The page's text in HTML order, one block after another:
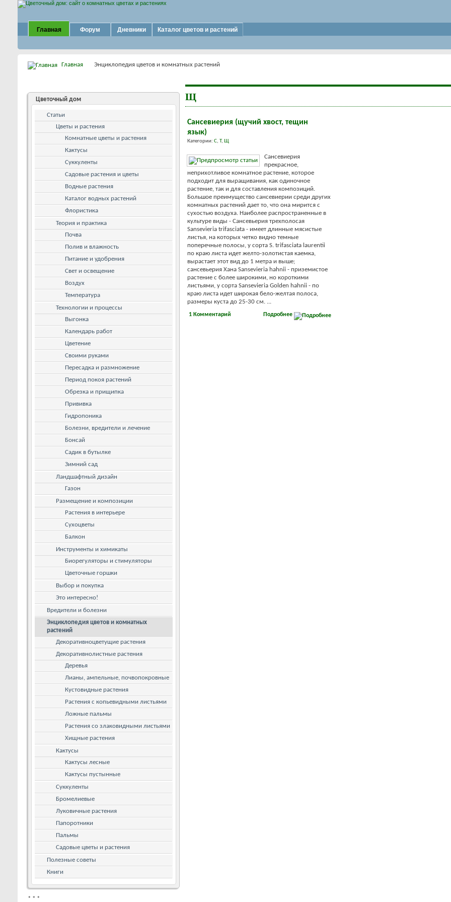
Главная Форум Дневники Каталог цветов и растений
Главная Энциклопедия цветов и комнатных растений
Щ
Сансевиерия (щучий хвост, тещин
язык)
Категории: С, Т, Щ
Сансевиерия
прекрасное,
неприхотливое комнатное растение, которое
подходит для выращивания, как одиночное
растение, так и для составления композиций.
Большое преимущество сансевиерии среди других
комнатных растений дает то, что она мирится с
сухостью воздуха. Наиболее распространенные в
культуре виды - Cансевьерия трехполосая
Sansevieria trifasciata - имеет длинные мясистые
листья, на которых четко видно темные
поперечные полосы, у сорта S. trifasciata laurentii
по краю листа идет желто-золотистая каемка,
вырастает этот вид до 1 метра и выше;
сансевьерия Хана Sansevieria hahnii - приземистое
растение с более широкими, но короткими
листьями, у сорта Sansevieria Golden hahnii - по
краю листа идет широкая бело-желтая полоса,
размеры куста до 25-30 см. ...
Подробнее
1 Комментарий
Цветочный дом
Статьи
Цветы и растения
Комнатные цветы и растения
Кактусы
Суккуленты
Садовые растения и цветы
Водные растения
Каталог водных растений
Флористика
Теория и практика
Почва
Полив и влажность
Питание и удобрения
Свет и освещение
Воздух
Температура
Технологии и процессы
Выгонка
Календарь работ
Цветение
Своими руками
Пересадка и размножение
Период покоя растений
Обрезка и прищипка
Прививка
Гидропоника
Болезни, вредители и лечение
Бонсай
Садик в бутылке
Зимний сад
Ландшафтный дизайн
Газон
Размещение и композиции
Растения в интерьере
Сухоцветы
Балкон
Инструменты и химикаты
Биорегуляторы и стимуляторы
Цветочные горшки
Выбор и покупка
Это интересно!
Вредители и болезни
Энциклопедия цветов и комнатных
растений
Декоративноцветущие растения
Декоративнолистные растения
Деревья
Лианы, ампельные, почвопокровные
Кустовидные растения
Растения с копьевидными листьями
Ложные пальмы
Растения со злаковидными листьями
Хищные растения
Кактусы
Кактусы лесные
Кактусы пустынные
Суккуленты
Бромелиевые
Луковичные растения
Папоротники
Пальмы
Садовые цветы и растения
Полезные советы
Книги
* * *